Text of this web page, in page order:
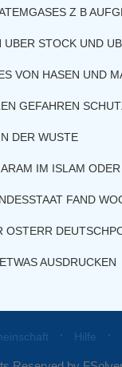
Z B
UBER STOCK UND
VON HASEN UND
GEFAHREN
DER WUSTE
IM ISLAM
FAND
OSTERR
AUSDRUCKEN
⋅ Hilfe ⋅